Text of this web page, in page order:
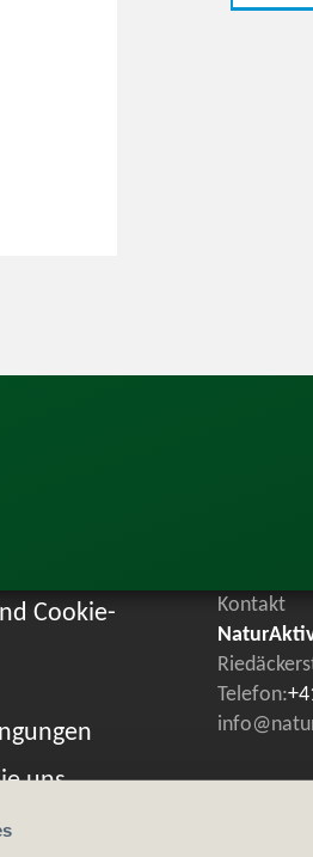
Cookie-
uns
Kontakt
Telefon: